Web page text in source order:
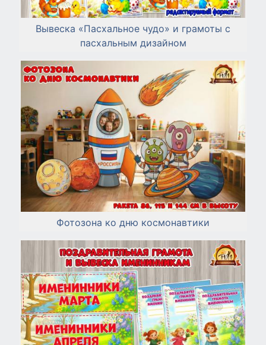
Вывеска «Пасхальное чудо» и грамоты с
пасхальным дизайном
Фотозона ко дню космонавтики